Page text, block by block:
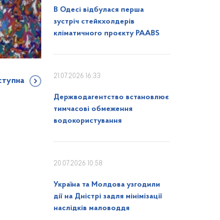
В Одесі відбулася перша
зустріч стейкхолдерів
кліматичного проєкту PAABS
21.07.2026 16:33
Держводагентство встановлює
тимчасові обмеження
водокористування
20.07.2026 10:58
Україна та Молдова узгодили
дії на Дністрі задля мінімізації
наслідків маловоддя